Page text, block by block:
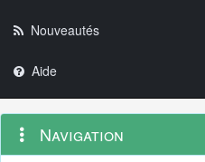
Nouveautés
Aide
Navigation
Menu
contextuel
Navigation